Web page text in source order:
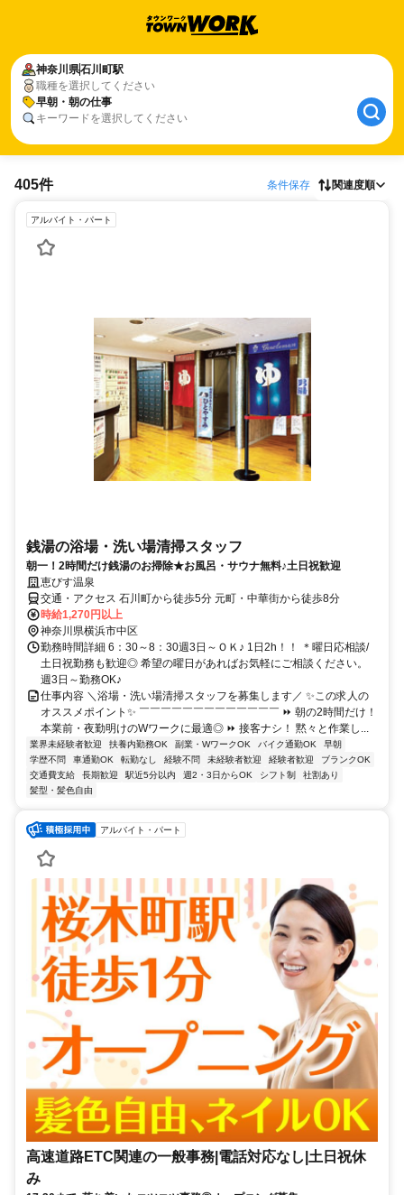
神奈川県石川町駅
職種を選択してください
早朝・朝の仕事
キーワードを選択してください
405件 条件保存 関連度順
アルバイト・パート
銭湯の浴場・洗い場清掃スタッフ
朝一！2時間だけ銭湯のお掃除★お風呂・サウナ無料♪土日祝歓迎
恵びす温泉
交通・アクセス 石川町から徒歩5分 元町・中華街から徒歩8分
時給1,270円以上
神奈川県横浜市中区
勤務時間詳細 6：30～8：30週3日～ＯＫ♪ 1日2h！！ ＊曜日応相談/
土日祝勤務も歓迎◎ 希望の曜日があればお気軽にご相談ください。
週3日～勤務OK♪
仕事内容 ＼浴場・洗い場清掃スタッフを募集します／ ✨この求人の
オススメポイント✨ ￣￣￣￣￣￣￣￣￣￣￣￣￣ ⏩ 朝の2時間だけ！
本業前・夜勤明けのWワークに最適◎ ⏩ 接客ナシ！ 黙々と作業し...
業界未経験者歓迎 扶養内勤務OK 副業・WワークOK バイク通勤OK
早朝
学歴不問
車通勤OK 転勤なし 経験不問 未経験者歓迎 経験者歓迎
ブランクOK
交通費支給
長期歓迎 駅近5分以内 週2・3日からOK シフト制
社割あり
髪型・髪色自由
アルバイト・パート
高速道路ETC関連の一般事務|電話対応なし|土日祝休
み